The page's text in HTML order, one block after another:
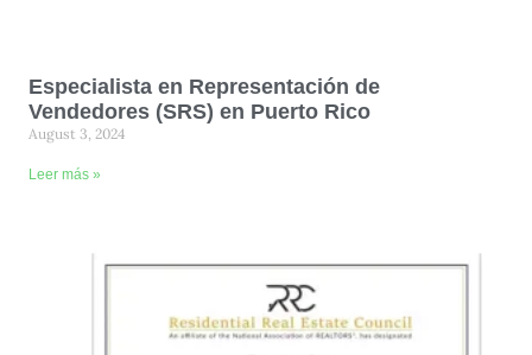
Especialista en Representación de
Vendedores (SRS) en Puerto Rico
August 3, 2024
Leer más »